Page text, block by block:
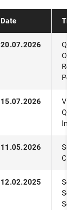
Date Title
20.07.2026
15.07.2026
11.05.2026
12.02.2025